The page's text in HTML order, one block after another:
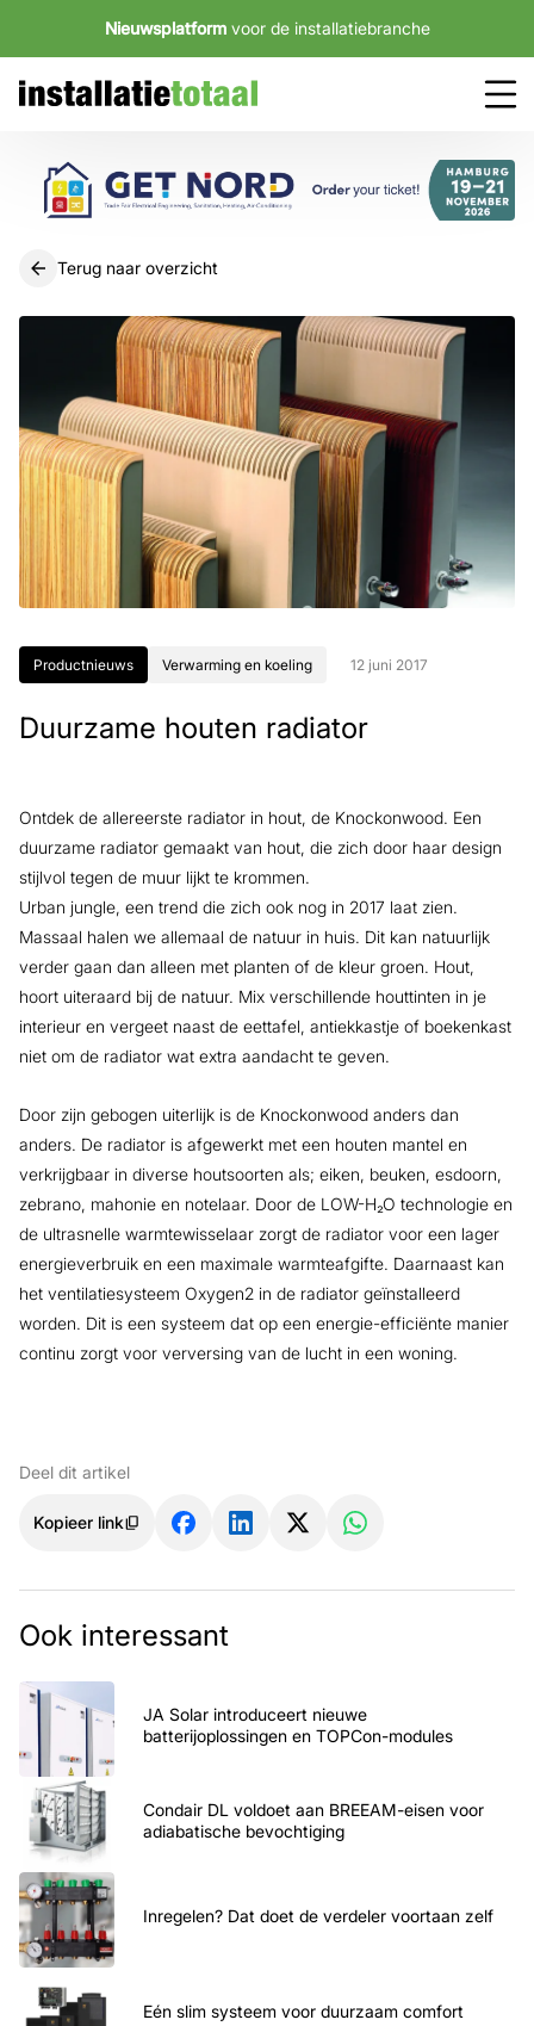
Nieuwsplatform voor de installatiebranche
Terug naar overzicht
Productnieuws Verwarming en koeling 12 juni 2017
Duurzame houten radiator
Ontdek de allereerste radiator in hout, de Knockonwood. Een
duurzame radiator gemaakt van hout, die zich door haar design
stijlvol tegen de muur lijkt te krommen.
Urban jungle, een trend die zich ook nog in 2017 laat zien.
Massaal halen we allemaal de natuur in huis. Dit kan natuurlijk
verder gaan dan alleen met planten of de kleur groen. Hout,
hoort uiteraard bij de natuur. Mix verschillende houttinten in je
interieur en vergeet naast de eettafel, antiekkastje of boekenkast
niet om de radiator wat extra aandacht te geven.
Door zijn gebogen uiterlijk is de Knockonwood anders dan
anders. De radiator is afgewerkt met een houten mantel en
verkrijgbaar in diverse houtsoorten als; eiken, beuken, esdoorn,
zebrano, mahonie en notelaar. Door de LOW-H₂O technologie en
de ultrasnelle warmtewisselaar zorgt de radiator voor een lager
energieverbruik en een maximale warmteafgifte. Daarnaast kan
het ventilatiesysteem Oxygen2 in de radiator geïnstalleerd
worden. Dit is een systeem dat op een energie-efficiënte manier
continu zorgt voor verversing van de lucht in een woning.
Deel dit artikel
Kopieer link
Ook interessant
JA Solar introduceert nieuwe
batterijoplossingen en TOPCon-modules
Condair DL voldoet aan BREEAM-eisen voor
adiabatische bevochtiging
Inregelen? Dat doet de verdeler voortaan zelf
Eén slim systeem voor duurzaam comfort